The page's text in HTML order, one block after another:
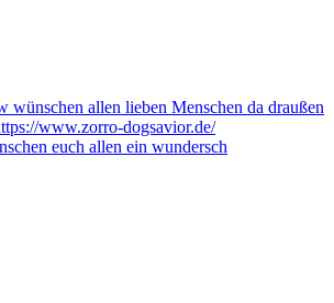
euch allen ein wundersch